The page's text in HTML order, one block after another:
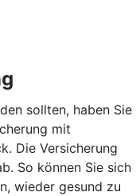
sollten, haben Sie
mit
Die Versicherung
So können Sie sich
wieder gesund zu